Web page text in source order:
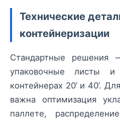
Технические
контейнеризации
Стандартные решения
упаковочные листы
контейнерах 20’ и 40’.
важна оптимизация
паллете,